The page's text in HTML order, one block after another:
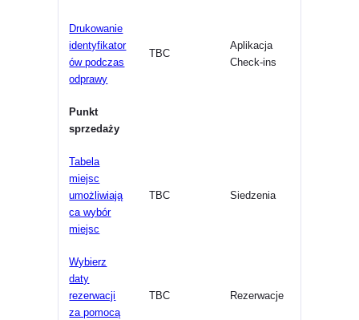
Drukowanie
identyfikator
ów podczas
odprawy
TBC
Aplikacja
Check-ins
Punkt
sprzedaży
Tabela
miejsc
umożliwiają
ca wybór
miejsc
TBC Siedzenia
Wybierz
daty
rezerwacji
za pomocą
TBC Rezerwacje